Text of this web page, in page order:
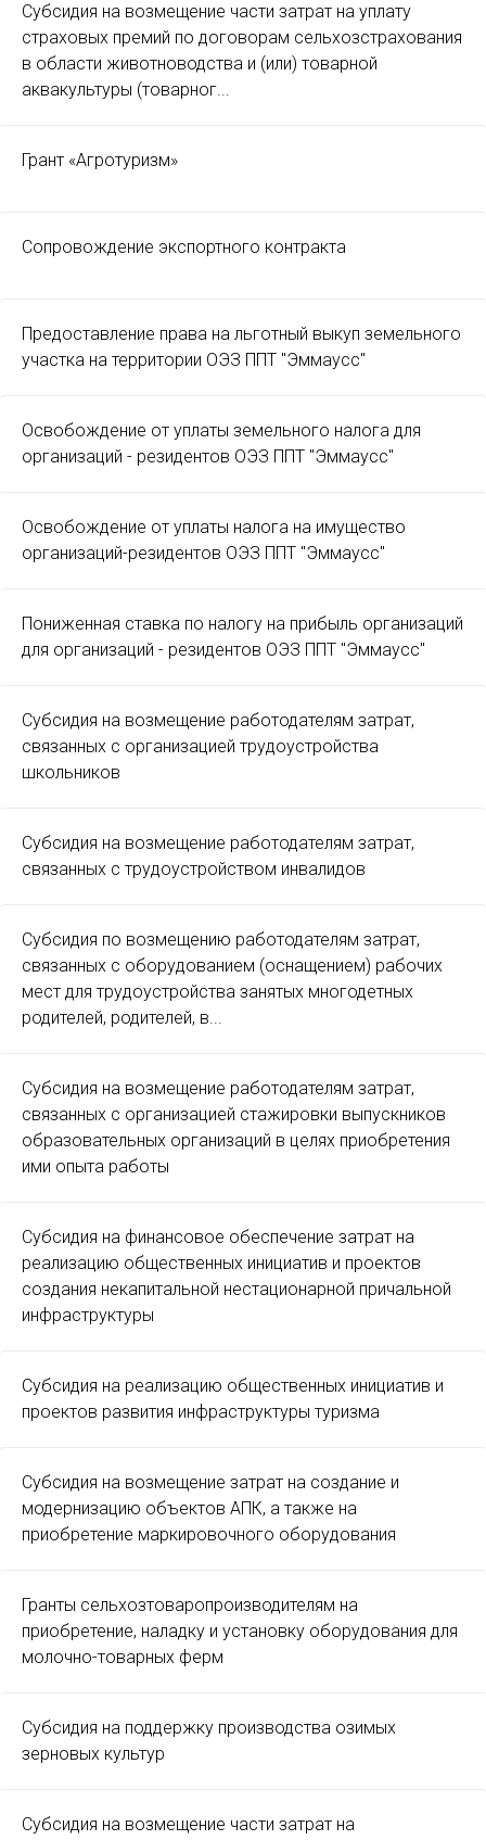
Субсидия на возмещение части затрат на уплату
страховых премий по договорам сельхозстрахования
в области животноводства и (или) товарной
аквакультуры (товарног...
Грант «Агротуризм»
Сопровождение экспортного контракта
Предоставление права на льготный выкуп земельного
участка на территории ОЭЗ ППТ "Эммаусс"
Освобождение от уплаты земельного налога для
организаций - резидентов ОЭЗ ППТ "Эммаусс"
Освобождение от уплаты налога на имущество
организаций-резидентов ОЭЗ ППТ "Эммаусс"
Пониженная ставка по налогу на прибыль организаций
для организаций - резидентов ОЭЗ ППТ "Эммаусс"
Субсидия на возмещение работодателям затрат,
связанных с организацией трудоустройства
школьников
Субсидия на возмещение работодателям затрат,
связанных с трудоустройством инвалидов
Субсидия по возмещению работодателям затрат,
связанных с оборудованием (оснащением) рабочих
мест для трудоустройства занятых многодетных
родителей, родителей, в...
Субсидия на возмещение работодателям затрат,
связанных с организацией стажировки выпускников
образовательных организаций в целях приобретения
ими опыта работы
Субсидия на финансовое обеспечение затрат на
реализацию общественных инициатив и проектов
создания некапитальной нестационарной причальной
инфраструктуры
Субсидия на реализацию общественных инициатив и
проектов развития инфраструктуры туризма
Субсидия на возмещение затрат на создание и
модернизацию объектов АПК, а также на
приобретение маркировочного оборудования
Гранты сельхозтоваропроизводителям на
приобретение, наладку и установку оборудования для
молочно-товарных ферм
Субсидия на поддержку производства озимых
зерновых культур
Субсидия на возмещение части затрат на